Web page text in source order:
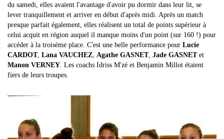
du samedi, elles avaient l'avantage d'avoir pu dormir dans leur lit, se
lever tranquillement et arriver en début d'après midi. Après un match
presque parfait également, elles réalisent un total de points supérieur à
celui acquit en région auquel il manque moins d'un point (sur 160 !) pour
accéder à la troisème place. C'est une belle performance pour Lucie
CARDOT, Lana VAUCHEZ Agathe GASNET, Jade GASNETet
Manon VERNEY . Les coachs Idriss M'zé et Benjamin Millot étaient
fiers de leurs troupes.